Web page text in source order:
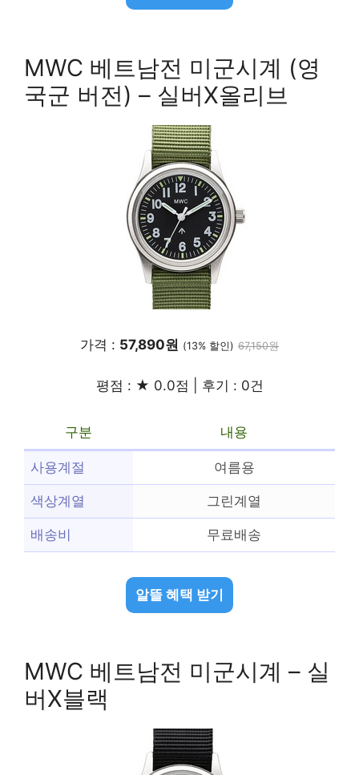
MWC 베트남전 미군시계 (영
국군 버전) – 실버X올리브
가격 : 57,890원 (13% 할인) 67,150원
평점 : ★ 0.0점 | 후기 : 0건
구분 내용
사용계절 여름용
색상계열 그린계열
배송비 무료배송
알뜰 혜택 받기
MWC 베트남전 미군시계 – 실
버X블랙